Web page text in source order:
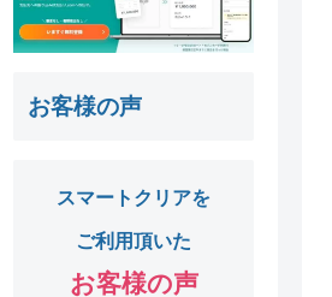
お客様の声
スマートクリアを
ご利用頂いた
お客様の声